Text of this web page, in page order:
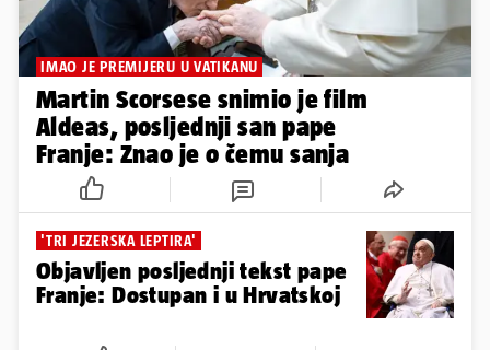
IMAO JE PREMIJERU U VATIKANU
Martin Scorsese snimio je film
Aldeas, posljednji san pape
Franje: Znao je o čemu sanja
'TRI JEZERSKA LEPTIRA'
Objavljen posljednji tekst pape
Franje: Dostupan i u Hrvatskoj